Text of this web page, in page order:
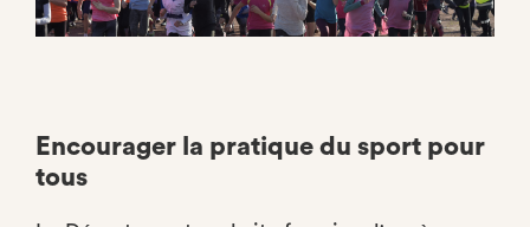
Encourager la pratique du sport pour
tous